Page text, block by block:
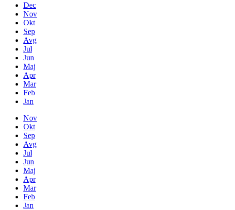
Dec
Nov
Okt
Sep
Avg
Jul
Jun
Maj
Apr
Mar
Feb
Jan
Nov
Okt
Sep
Avg
Jul
Jun
Maj
Apr
Mar
Feb
Jan